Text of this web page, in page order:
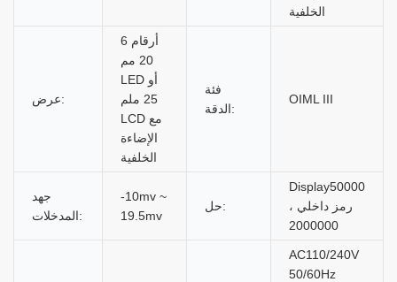
الخلفية
عرض:
6 أرقام
20 مم
LED أو
25 ملم
LCD مع
الإضاءة
الخلفية
فئة
الدقة:
OIML III
جهد
المدخلات:
-10mv ~
19.5mv
حل:
Display50000
، رمز داخلي
2000000
AC110/240V
50/60Hz